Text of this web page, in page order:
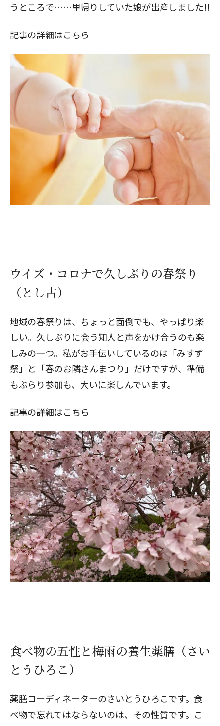
うところで……里帰りしていた娘が出産しました!!
記事の詳細はこちら
ウイズ・コロナで久しぶりの春祭り
（とし古）
地域の春祭りは、ちょっと面倒でも、やっぱり楽
しい。久しぶりに会う知人と声をかけ合うのも楽
しみの一つ。私がお手伝いしているのは「みすず
祭」と「春のお隣さんまつり」だけですが、準備
もぶらり参加も、大いに楽しんでいます。
記事の詳細はこちら
食べ物の五性と梅雨の養生薬膳（さい
とうひろこ）
薬膳コーディネーターのさいとうひろこです。食
べ物で忘れてはならないのは、その性質です。こ